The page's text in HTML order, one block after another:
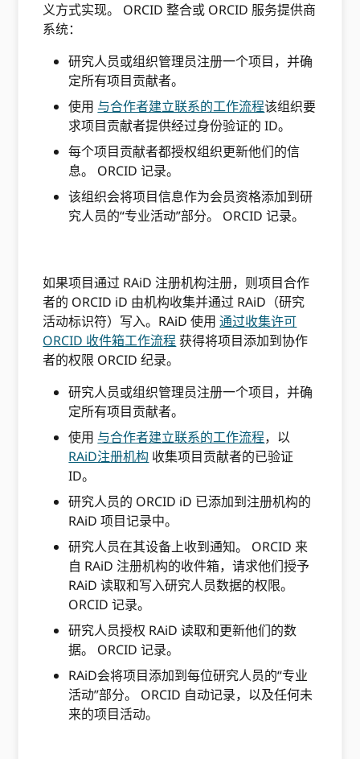
义方式实现。 ORCID 整合或 ORCID 服务提供商
系统：
研究人员或组织管理员注册一个项目，并确
定所有项目贡献者。
使用 与合作者建立联系的工作流程该组织要
求项目贡献者提供经过身份验证的 ID。
每个项目贡献者都授权组织更新他们的信
息。 ORCID 记录。
该组织会将项目信息作为会员资格添加到研
究人员的“专业活动”部分。 ORCID 记录。
如果项目通过 RAiD 注册机构注册，则项目合作
者的 ORCID iD 由机构收集并通过 RAiD（研究
活动标识符）写入。RAiD 使用通过收集许可
ORCID 收件箱工作流程 获得将项目添加到协作
者的权限 ORCID 纪录。
研究人员或组织管理员注册一个项目，并确
定所有项目贡献者。
使用 与合作者建立联系的工作流程，以
RAiD注册机构 收集项目贡献者的已验证
ID。
研究人员的 ORCID iD 已添加到注册机构的
RAiD 项目记录中。
研究人员在其设备上收到通知。 ORCID 来
自 RAiD 注册机构的收件箱，请求他们授予
RAiD 读取和写入研究人员数据的权限。
ORCID 记录。
研究人员授权 RAiD 读取和更新他们的数
据。 ORCID 记录。
RAiD会将项目添加到每位研究人员的“专业
活动”部分。 ORCID 自动记录，以及任何未
来的项目活动。